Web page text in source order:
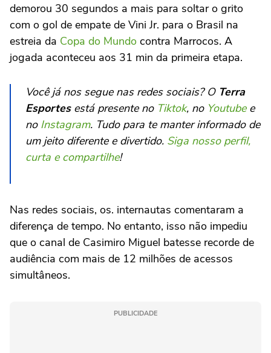
demorou 30 segundos a mais para soltar o grito
com o gol de empate de Vini Jr. para o Brasil na
estreia da Copa do Mundo contra Marrocos. A
jogada aconteceu aos 31 min da primeira etapa.
Você já nos segue nas redes sociais? O Terra
Esportesestá presente no Tiktok, no Youtubee
no Instagram. Tudo para te manter informado de
um jeito diferente e divertido. Siga nosso perfil,
curta e compartilhe!
Nas redes sociais, os. internautas comentaram a
diferença de tempo. No entanto, isso não impediu
que o canal de Casimiro Miguel batesse recorde de
audiência com mais de 12 milhões de acessos
simultâneos.
PUBLICIDADE